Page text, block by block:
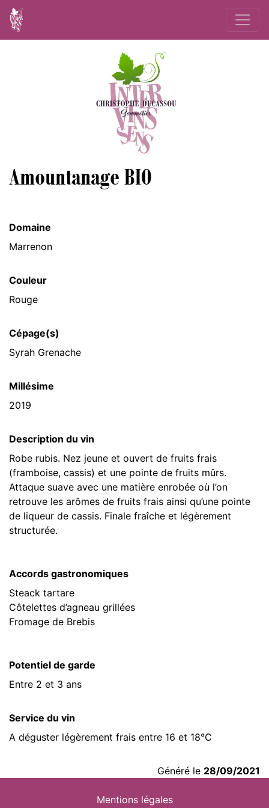
Amountanage BIO
Domaine
Marrenon
Couleur
Rouge
Cépage(s)
Syrah Grenache
Millésime
2019
Description du vin
Robe rubis. Nez jeune et ouvert de fruits frais
(framboise, cassis) et une pointe de fruits mûrs.
Attaque suave avec une matière enrobée où l’on
retrouve les arômes de fruits frais ainsi qu’une pointe
de liqueur de cassis. Finale fraîche et légèrement
structurée.
Accords gastronomiques
Steack tartare
Côtelettes d’agneau grillées
Fromage de Brebis
Potentiel de garde
Entre 2 et 3 ans
Service du vin
A déguster légèrement frais entre 16 et 18°C
Généré le 28/09/2021
Mentions légales